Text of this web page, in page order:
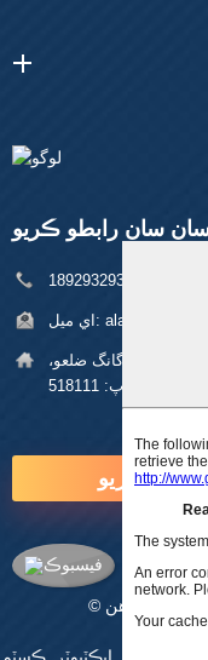
سان رابطو ڪريو
اي ميل:
ڳوٺ، لانگ گانگ ضلعو،
شينزين زپ: 518111
ڳاڇا ڪريو